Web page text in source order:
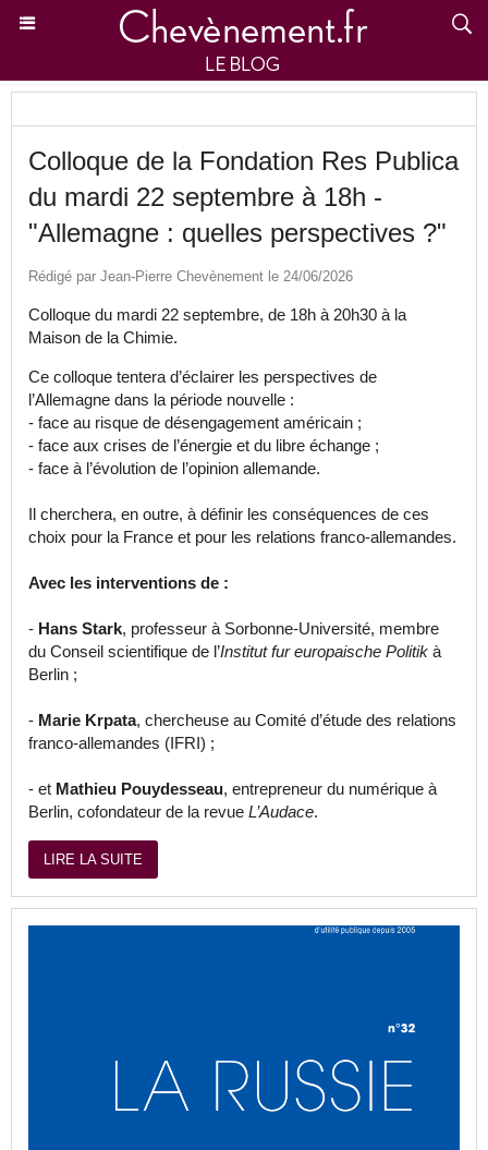
Colloque de la Fondation Res Publica
du mardi 22 septembre à 18h -
"Allemagne : quelles perspectives ?"
Rédigé par Jean-Pierre Chevènement le 24/06/2026
Colloque du mardi 22 septembre, de 18h à 20h30 à la
Maison de la Chimie.
Ce colloque tentera d’éclairer les perspectives de
l’Allemagne dans la période nouvelle :
- face au risque de désengagement américain ;
- face aux crises de l’énergie et du libre échange ;
- face à l’évolution de l’opinion allemande.
Il cherchera, en outre, à définir les conséquences de ces
choix pour la France et pour les relations franco-allemandes.
Avec les interventions de :
- Hans Stark, professeur à Sorbonne-Université, membre
du Conseil scientifique de l’Institut fur europaische Politik à
Berlin ;
- Marie Krpata, chercheuse au Comité d’étude des relations
franco-allemandes (IFRI) ;
- et Mathieu Pouydesseau, entrepreneur du numérique à
Berlin, cofondateur de la revue L’Audace.
LIRE LA SUITE